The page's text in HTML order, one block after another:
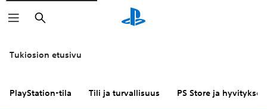
Haku
Tukiosion etusivu
PlayStation-tila Tili ja turvallisuus PS Store ja hyvitykset